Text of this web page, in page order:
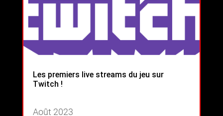
Les premiers live streams du jeu sur
Twitch !
Août 2023